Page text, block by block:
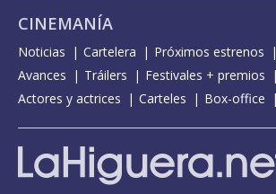
CINEMANÍA
Noticias Cartelera Próximos estrenos
Avances
Tráilers
Festivales + premios
Actores y actrices
Carteles Box-office